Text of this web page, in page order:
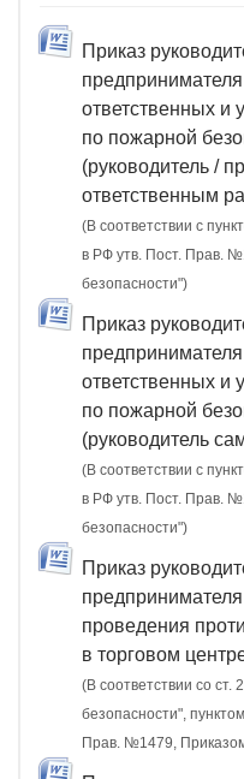
Приказ
ответственных и
по пожарной
(руководитель /
ответственным
(В соответствии с
в РФ утв. Пост. Прав.
безопасности")
Приказ
ответственных и
по пожарной
(руководитель
(В соответствии с
в РФ утв. Пост. Прав.
безопасности")
Приказ
проведения
в торговом
(В соответствии со
безопасности",
Прав. №1479,